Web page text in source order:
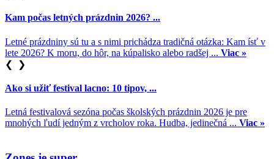
Kam počas letných prázdnin 2026? ...
Letné prázdniny sú tu a s nimi prichádza tradičná otázka: Kam ísť v
lete 2026? K moru, do hôr, na kúpalisko alebo radšej ... Viac »
❮
❯
Ako si užiť festival lacno: 10 tipov, ...
Letná festivalová sezóna počas školských prázdnin 2026 je pre
mnohých ľudí jedným z vrcholov roka. Hudba, jedinečná ... Viac »